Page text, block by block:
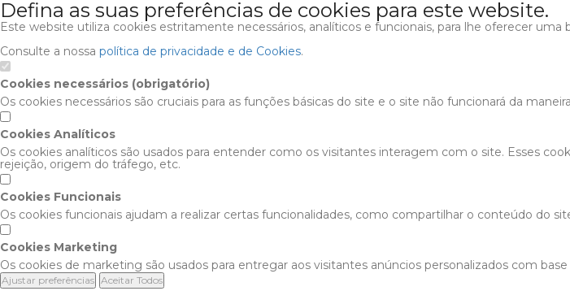
Defina as suas preferências de cookies para este website.
Este website utiliza cookies estritamente necessários, analíticos e funcionais, para lhe oferecer
Consulte a nossa política de privacidade e de Cookies.
Cookies necessários (obrigatório)
Os cookies necessários são cruciais para as funções básicas do site e o site não funcionará da
Cookies Analíticos
Os cookies analíticos são usados para entender como os visitantes interagem com o site. Esses
rejeição, origem do tráfego, etc.
Cookies Funcionais
Os cookies funcionais ajudam a realizar certas funcionalidades, como compartilhar o conteúdo do
Cookies Marketing
Os cookies de marketing são usados para entregar aos visitantes anúncios personalizados com
Ajustar preferências Aceitar Todos